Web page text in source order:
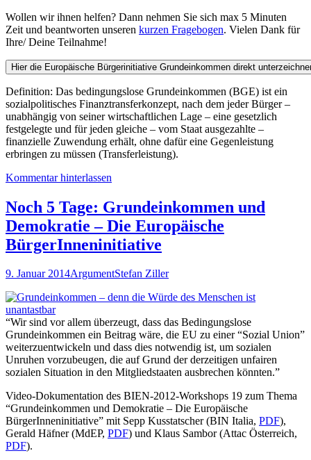
Wollen wir ihnen helfen? Dann nehmen Sie sich max 5 Minuten
Zeit und beantworten unseren kurzen Fragebogen. Vielen Dank für
Ihre/ Deine Teilnahme!
Definition: Das bedingungslose Grundeinkommen (BGE) ist ein
sozialpolitisches Finanztransferkonzept, nach dem jeder Bürger –
unabhängig von seiner wirtschaftlichen Lage – eine gesetzlich
festgelegte und für jeden gleiche – vom Staat ausgezahlte –
finanzielle Zuwendung erhält, ohne dafür eine Gegenleistung
erbringen zu müssen (Transferleistung).
Kommentar hinterlassen
Noch 5 Tage: Grundeinkommen und
Demokratie – Die Europäische
BürgerInneninitiative
9. Januar 2014ArgumentStefan Ziller
“Wir sind vor allem überzeugt, dass das Bedingungslose
Grundeinkommen ein Beitrag wäre, die EU zu einer “Sozial Union”
weiterzuentwickeln und dass dies notwendig ist, um sozialen
Unruhen vorzubeugen, die auf Grund der derzeitigen unfairen
sozialen Situation in den Mitgliedstaaten ausbrechen könnten.”
Video-Dokumentation des BIEN-2012-Workshops 19 zum Thema
“Grundeinkommen und Demokratie – Die Europäische
BürgerInneninitiative” mit Sepp Kusstatscher (BIN Italia, PDF),
Gerald Häfner (MdEP, PDF) und Klaus Sambor (Attac Österreich,
PDF).